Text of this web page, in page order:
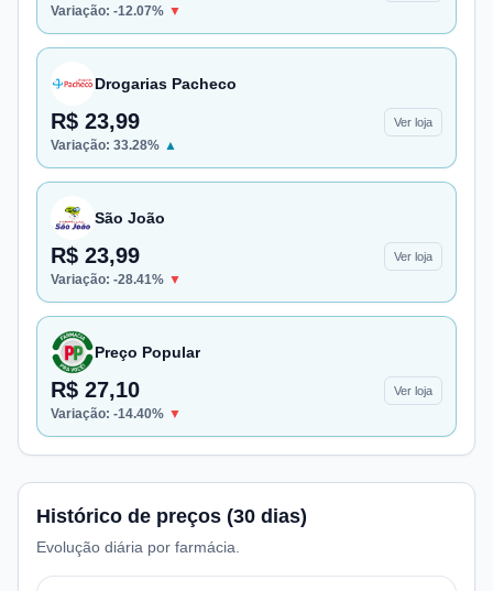
Variação: -12.07% ▼
Drogarias Pacheco
R$ 23,99 Ver loja
Variação: 33.28% ▲
São João
R$ 23,99 Ver loja
Variação: -28.41% ▼
Preço Popular
R$ 27,10 Ver loja
Variação: -14.40% ▼
Histórico de preços (30 dias)
Evolução diária por farmácia.